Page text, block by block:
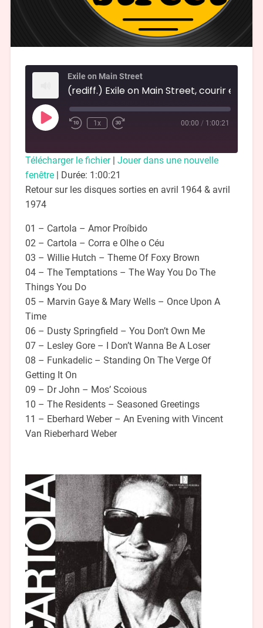
Exile on Main Street
1x 00:00 / 1:00:21
Télécharger le fichier| Jouer dans une nouvelle
fenêtre|
Durée: 1:00:21
Retour sur les disques sorties en avril 1964 & avril
1974
01 – Cartola – Amor Proíbido
02 – Cartola – Corra e Olhe o Céu
03 – Willie Hutch – Theme Of Foxy Brown
04 – The Temptations – The Way You Do The
Things You Do
05 – Marvin Gaye & Mary Wells – Once Upon A
Time
06 – Dusty Springfield – You Don’t Own Me
07 – Lesley Gore – I Don’t Wanna Be A Loser
08 – Funkadelic – Standing On The Verge Of
Getting It On
09 – Dr John – Mos’ Scoious
10 – The Residents – Seasoned Greetings
11 – Eberhard Weber – An Evening with Vincent
Van Rieberhard Weber